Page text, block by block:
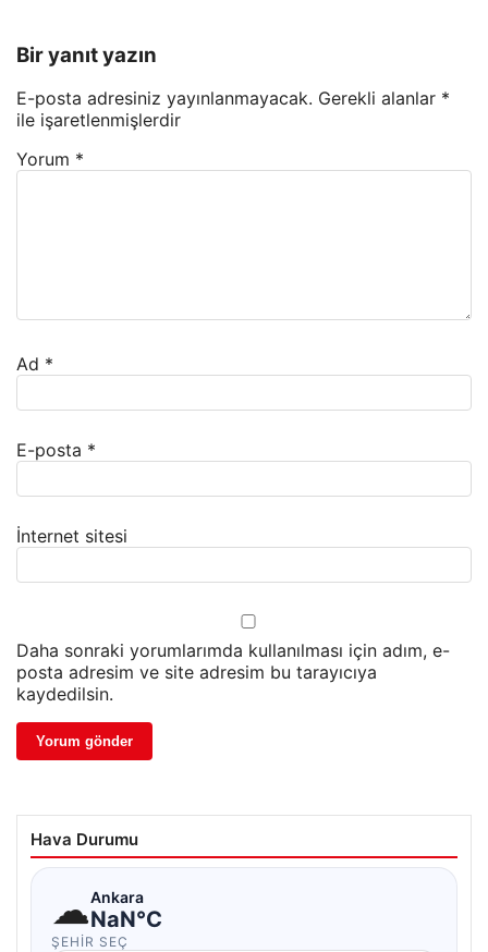
Bir yanıt yazın
E-posta adresiniz yayınlanmayacak. Gerekli alanlar *
ile işaretlenmişlerdir
Yorum *
Ad *
E-posta *
İnternet sitesi
Daha sonraki yorumlarımda kullanılması için adım, e-
posta adresim ve site adresim bu tarayıcıya
kaydedilsin.
Hava Durumu
☁Ankara
NaN°C
ŞEHIR SEÇ